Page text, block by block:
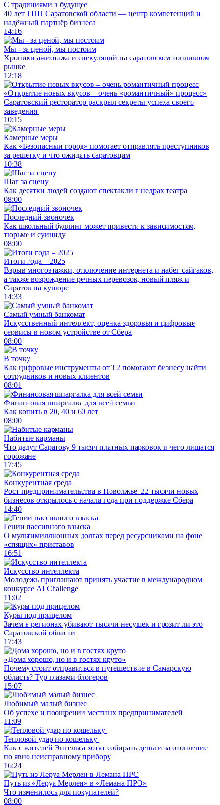
С традициями в будущее
40 лет ТПП Саратовской области — центр компетенций и
надёжный партнёр бизнеса
14:16
Мы - за ценой, мы постоим
Хроники ажиотажа и спекуляций на саратовском топливном
рынке
12:18
«Открытие новых вкусов – очень «романтичный» процесс»
Саратовский ресторатор раскрыл секреты успеха своего
заведения
10:15
Камерные меры
Как «Безопасный город» помогает отправлять преступников
за решетку и что ожидать саратовцам
10:38
Шаг за сцену
Как десятки людей создают спектакли в недрах театра
08:00
Последний звоночек
Как школьный буллинг может привести к зависимостям,
тюрьме и суициду
08:00
Итоги года – 2025
Взрыв многоэтажки, отключение интернета и набег сайгаков,
а также возрождение речных перевозок, новый пляж и
Саратов на купюре
14:33
Самый умный банкомат
Искусственный интеллект, оценка здоровья и цифровые
сервисы в новом устройстве от Сбера
08:00
В точку
Как цифровые инструменты от Т2 помогают бизнесу найти
сотрудников и новых клиентов
08:01
Финансовая шпаргалка для всей семьи
Как копить в 20, 40 и 60 лет
08:00
Набитые карманы
Что дадут Саратову 9 тысяч платных парковок и чего лишатся
горожане
17:45
Конкурентная среда
Рост предпринимательства в Поволжье: 22 тысячи новых
бизнесов открылось с начала года при поддержке Сбера
14:40
Гении пассивного взыска
О мультимиллионных долгах перед ресурсниками на фоне
«спящих» приставов
16:51
Искусство интеллекта
Молодежь приглашают принять участие в международном
конкурсе AI Challenge
11:02
Куры под прицелом
Зачем в регионах убивают тысячи несушек и грозит ли это
Саратовской области
17:43
«Дома хорошо, но и в гостях круто»
Почему стоит отправиться в путешествие в Самарскую
область? Тур глазами блогеров
15:07
Любимый малый бизнес
Об успехе и поощрении местных предпринимателей
11:09
Тепловой удар по кошельку
Как с жителей Энгельса хотят собирать деньги за отопление
по явно неисправному прибору
16:24
Путь из «Леруа Мерлен» в «Лемана ПРО»
Что изменилось для покупателей?
08:00